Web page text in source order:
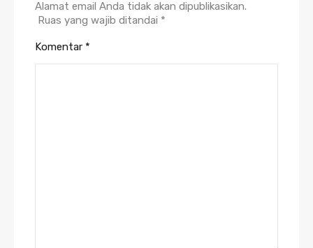
Alamat email Anda tidak akan dipublikasikan.
Ruas yang wajib ditandai *
Komentar *